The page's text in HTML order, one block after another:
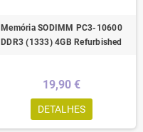
Memória SODIMM PC3-10600
DDR3 (1333) 4GB Refurbished
19,90 €
DETALHES